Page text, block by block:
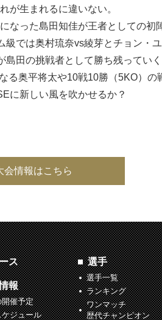
が生まれるに違いない。
なった島田知佳が王者としての
では奥村琉奈vs綾芽とチョン・
田の挑戦者として勝ち残っていく
奥平将太や10戦10勝（5KO）
に新しい風を吹かせるか？
会情報はこちら
ス
報
開催予定
ケジュール
選手
選手一覧
ランキング
ワンマッチ
歴代チャンピオン